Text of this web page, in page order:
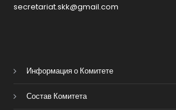
secretariat.skk@gmail.com
Информация о Комитете
Состав Комитета